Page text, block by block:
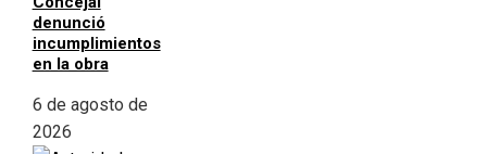
denunció
incumplimientos
en la obra
6 de agosto de
2026